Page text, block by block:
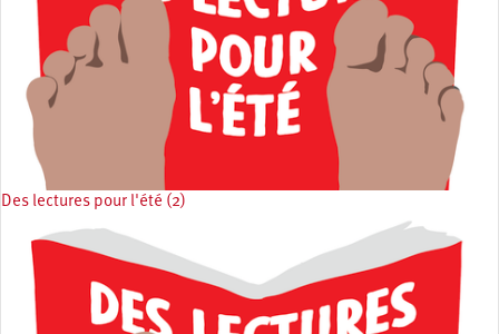
Des lectures pour l'été (2)